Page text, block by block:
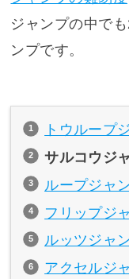
ジャンプの中で
ンプです。
トウループ
サルコウジ
ループジャ
フリップジ
ルッツジャ
アクセルジ